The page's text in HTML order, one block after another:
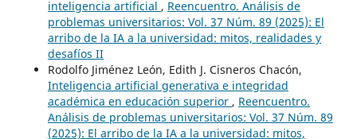
inteligencia artificial , Reencuentro. Análisis de
problemas universitarios: Vol. 37 Núm. 89 (2025): El
arribo de la IA a la universidad: mitos, realidades y
desafíos II
Rodolfo Jiménez León, Edith J. Cisneros Chacón,
Inteligencia artificial generativa e integridad
académica en educación superior , Reencuentro.
Análisis de problemas universitarios: Vol. 37 Núm. 89
(2025): El arribo de la IA a la universidad: mitos,